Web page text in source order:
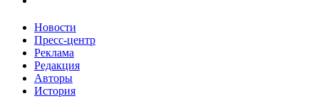
Новости
Пресс-центр
Реклама
Редакция
Авторы
История